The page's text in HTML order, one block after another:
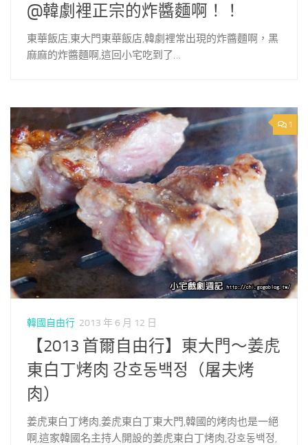
@韓劇裡正宗的炸醬麵啊！！
東華飯店,東大門東華飯店,韓劇裡常出現的炸醬麵啊，黑
麻麻的炸醬麵啊,這回小宅吃到了…
1
韓國自由行 2013 年 6 月 12 日
【2013 首爾自由行】東大門～姜虎
東白丁烤肉 강호동백정（屠夫烤
肉）
姜虎東白丁烤肉,姜虎東白丁東大門,韓國的烤肉也是一絕
啊,這家韓國名主持人開設的姜虎東白丁烤肉,강호동백정,